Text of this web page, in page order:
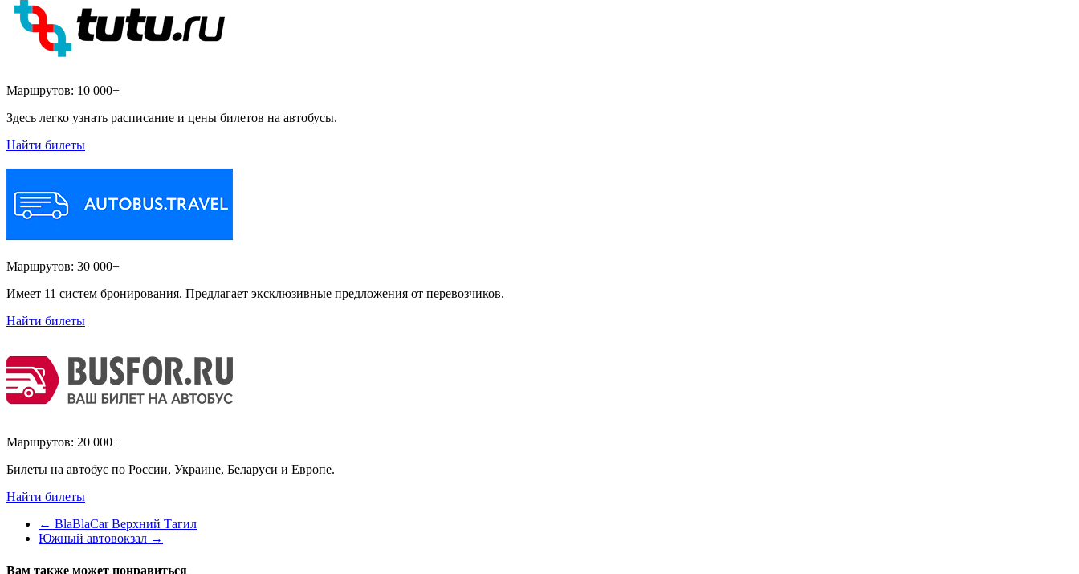
Маршрутов: 10 000+
Здесь легко узнать расписание и цены билетов на автобусы.
Найти билеты
Маршрутов: 30 000+
Имеет 11 систем бронирования. Предлагает эксклюзивные предложения от перевозчиков.
Найти билеты
Маршрутов: 20 000+
Билеты на автобус по России, Украине, Беларуси и Европе.
Найти билеты
← BlaBlaCar Верхний Тагил
Южный автовокзал →
Вам также может понравиться